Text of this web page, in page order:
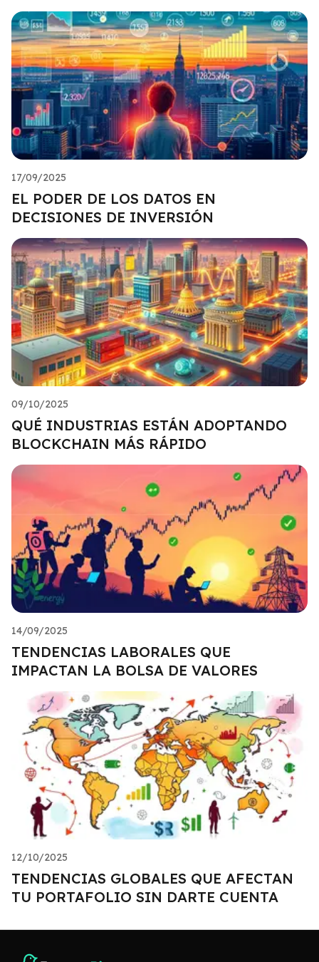
17/09/2025
EL PODER DE LOS DATOS EN
DECISIONES DE INVERSIÓN
09/10/2025
QUÉ INDUSTRIAS ESTÁN ADOPTANDO
BLOCKCHAIN MÁS RÁPIDO
14/09/2025
TENDENCIAS LABORALES QUE
IMPACTAN LA BOLSA DE VALORES
12/10/2025
TENDENCIAS GLOBALES QUE AFECTAN
TU PORTAFOLIO SIN DARTE CUENTA